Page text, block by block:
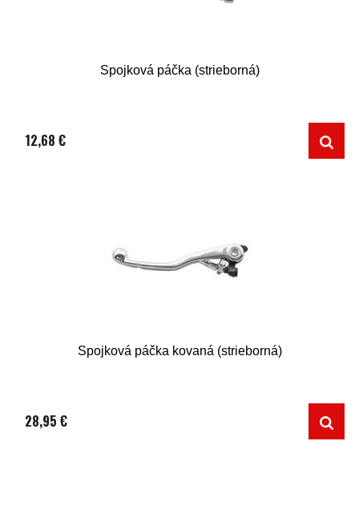
Spojková páčka (strieborná)
12,68 €
Spojková páčka kovaná (strieborná)
28,95 €